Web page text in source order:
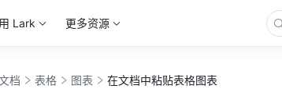
Lark 更多资源
档 表格 图表 在文档中粘贴表格图表